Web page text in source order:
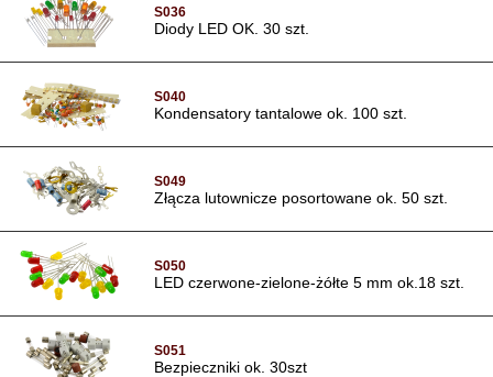
S036
Diody LED OK. 30 szt.
S040
Kondensatory tantalowe ok. 100 szt.
S049
Złącza lutownicze posortowane ok. 50 szt.
S050
LED czerwone-zielone-żółte 5 mm ok.18 szt.
S051
Bezpieczniki ok. 30szt